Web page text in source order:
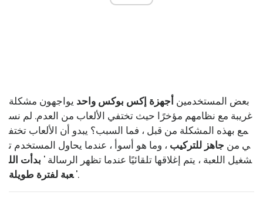
بعض المستخدمين أجهزة إكس بوكس ​​واحد يواجهون مشكلة
غريبة مع نظامهم مؤخرًا حيث تختفي الألعاب من العدم. لم نس
مع بهذه المشكلة من قبل ، فما السبب؟ يبدو أن الألعاب تختف
ي من جاهز للتركيب ، وما هو أسوأ ، عندما يحاول المستخدم ت
شغيل اللعبة ، يتم إغلاقها تلقائيًا عندما تظهر الرسالة ' بدأت الل
عبة لفترة طويلة'.